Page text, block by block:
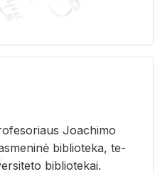
Jo­a­chi­mo
bi­b­lio­te­ka, te­
bi­b­lio­te­kai.